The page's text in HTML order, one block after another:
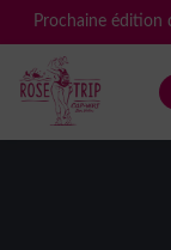
Prochaine édition
content